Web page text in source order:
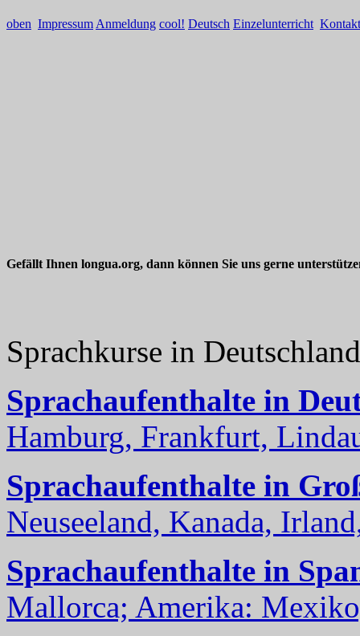
oben Impressum Anmeldung cool! Deutsch Einzelunterricht Kontakt
Gefällt Ihnen longua.org, dann können Sie uns gerne
Sprachkurse in
Sprachaufenthalte in
Hamburg, Frankfurt,
Sprachaufenthalte in
Neuseeland, Kanada,
Sprachaufenthalte in
Mallorca; Amerika: